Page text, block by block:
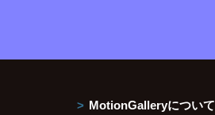
MotionGalleryについて